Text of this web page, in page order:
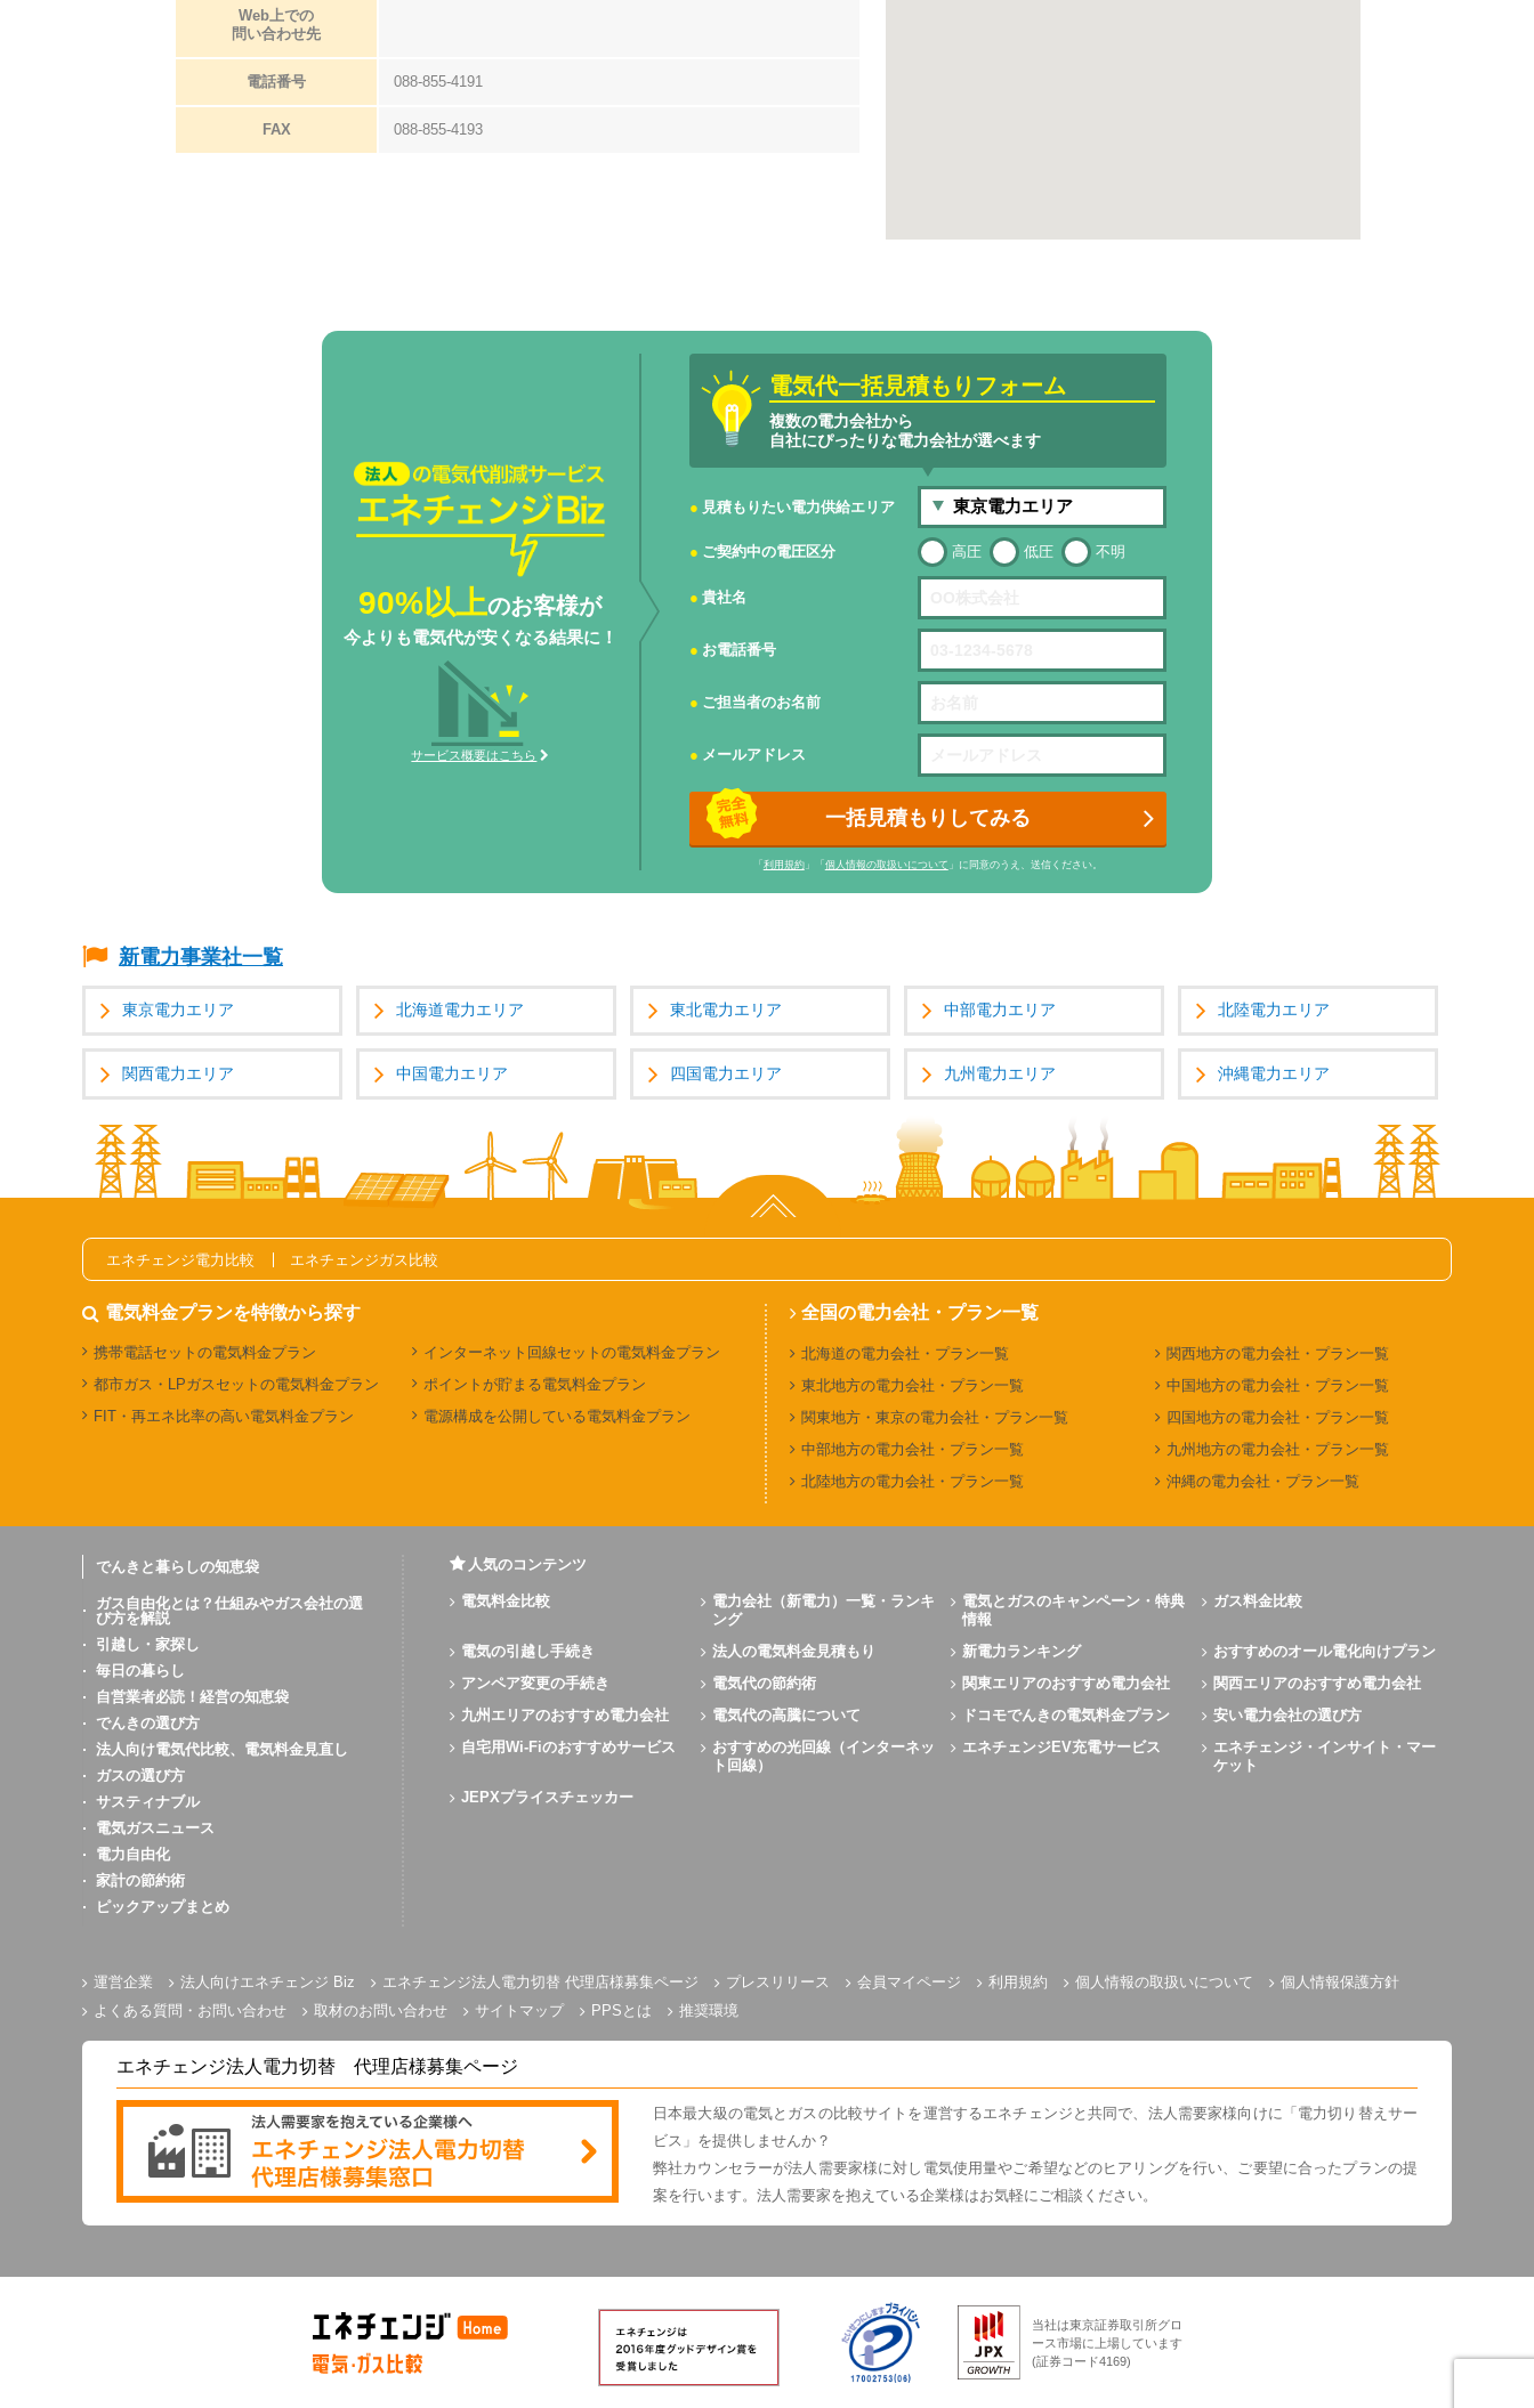
Web上での
問い合わせ先
電話番号 088-855-4191
FAX 088-855-4193
法人の電気代削減サービスエネ
チェンジ Biz
90%以上のお客様が
今よりも電気代が安くなる結果に！
サービス概要はこちら
電気代一括見積もりフォーム
複数の電力会社から
自社にぴったりな電力会社が選べます
見積もりたい電力供給エリア
ご契約中の電圧区分 高圧 低圧 不明
貴社名
お電話番号
ご担当者のお名前
メールアドレス
一括見積もりしてみる
「 利用規約」「 個人情報の取扱いについて 」に同意のうえ、送信ください。
新電力事業社一覧
東京電力エリア 北海道電力エリア 東北電力エリア 中部電力エリア 北陸電力エリア
関西電力エリア 中国電力エリア 四国電力エリア 九州電力エリア 沖縄電力エリア
ページ上部へ
エネチェンジ電力比較 エネチェンジガス比較
電気料金プランを特徴から探す
携帯電話セットの電気料金プラン
インターネット回線セットの電気料金プラン
都市ガス・LPガスセットの電気料金プラン
ポイントが貯まる電気料金プラン
FIT・再エネ比率の高い電気料金プラン
電源構成を公開している電気料金プラン
全国の電力会社・プラン一覧
北海道の電力会社・プラン一覧
東北地方の電力会社・プラン一覧
関東地方・東京の電力会社・プラン一覧
中部地方の電力会社・プラン一覧
北陸地方の電力会社・プラン一覧
関西地方の電力会社・プラン一覧
中国地方の電力会社・プラン一覧
四国地方の電力会社・プラン一覧
九州地方の電力会社・プラン一覧
沖縄の電力会社・プラン一覧
でんきと暮らしの知恵袋
ガス自由化とは？仕組みやガス会社の選
び方を解説
引越し・家探し
毎日の暮らし
自営業者必読！経営の知恵袋
でんきの選び方
法人向け電気代比較、電気料金見直し
ガスの選び方
サスティナブル
電気ガスニュース
電力自由化
家計の節約術
ピックアップまとめ
人気のコンテンツ
電気料金比較
電力会社（新電力）一覧・ランキ
ング
電気とガスのキャンペーン・特典
情報
ガス料金比較
電気の引越し手続き 法人の電気料金見積もり 新電力ランキング
おすすめのオール電化向けプラン
アンペア変更の手続き
電気代の節約術 関東エリアのおすすめ電力会社
関西エリアのおすすめ電力会社
九州エリアのおすすめ電力会社
電気代の高騰について ドコモでんきの電気料金プラン
安い電力会社の選び方
自宅用Wi-Fiのおすすめサービス
おすすめの光回線（インターネッ
ト回線）
エネチェンジEV充電サービス
エネチェンジ・インサイト・マー
ケット
JEPXプライスチェッカー
運営企業 法人向けエネチェンジ Biz エネチェンジ法人電力切替 代理店様募集ページ プレスリリース 会員マイページ 利用規約 個人情報の取扱いについて
個人情報保護方針
よくある質問・お問い合わせ
取材のお問い合わせ サイトマップ PPSとは 推奨環境
エネチェンジ法人電力切替 代理店様募集ページ
日本最大級の電気とガスの比較サイトを運営するエネチェンジと共同で、法人需要家様向けに「電力切り替えサー
ビス」を提供しませんか？
弊社カウンセラーが法人需要家様に対し電気使用量やご希望などのヒアリングを行い、ご要望に合ったプランの提
案を行います。法人需要家を抱えている企業様はお気軽にご相談ください。
電気とガスのかんたん比較 エネチェンジ
当社は東京証券取引所グロ
ース市場に上場しています
(証券コード4169)